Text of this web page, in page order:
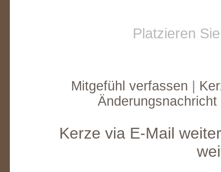
Platzieren
Mitgefühl verfassen
Kerze via E-Mail